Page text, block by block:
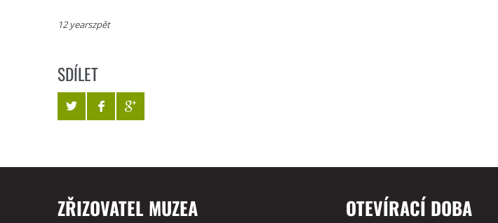
12 yearszpět
SDÍLET
ZŘIZOVATEL MUZEA OTEVÍRACÍ DOBA